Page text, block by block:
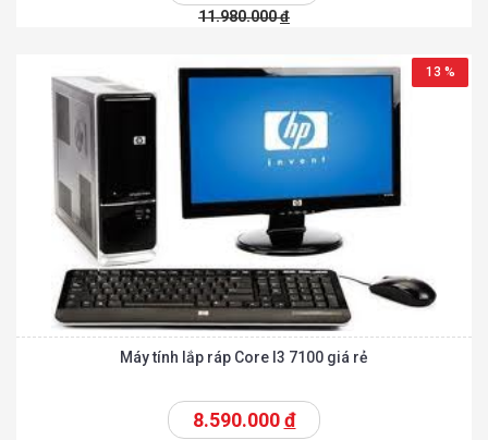
11.980.000đ
13 %
Máy tính lắp ráp Core I3 7100 giá rẻ
8.590.000đ